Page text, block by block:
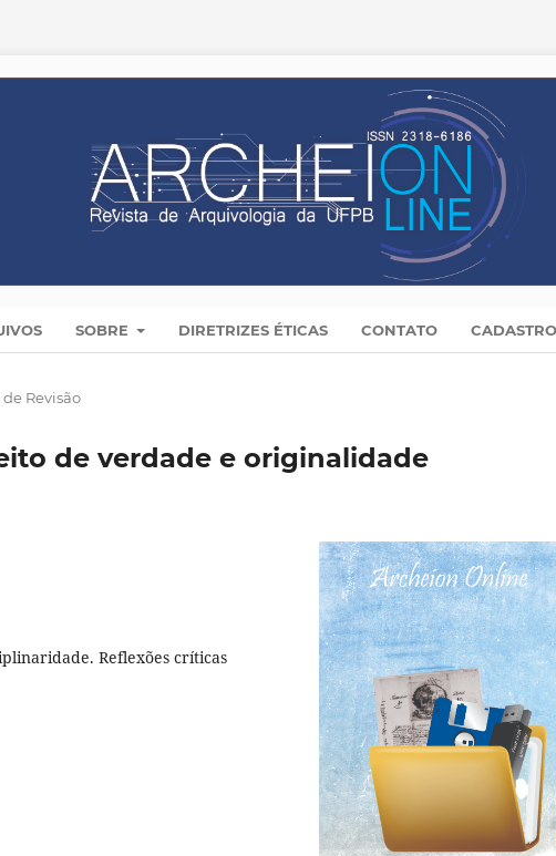
SOBRE DIRETRIZES ÉTICAS CONTATO
Revisão
de verdade e originalidade
Reflexões críticas